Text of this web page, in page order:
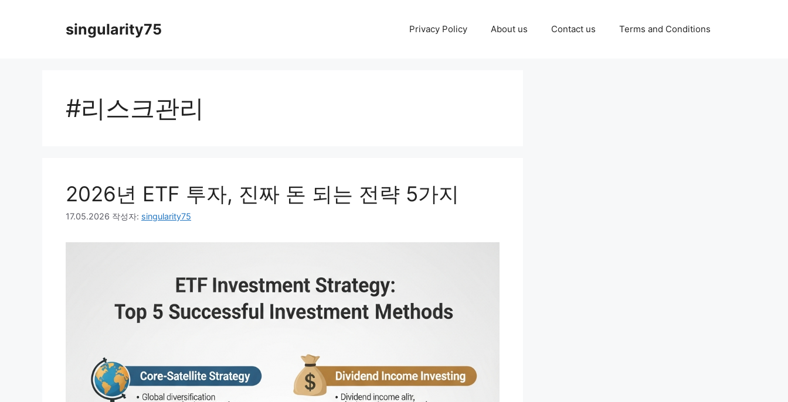
singularity75 Privacy Policy About us Contact us Terms and Conditions
#리스크관리
2026년 ETF 투자, 진짜 돈 되는 전략 5가지
17.05.2026 작성자: singularity75